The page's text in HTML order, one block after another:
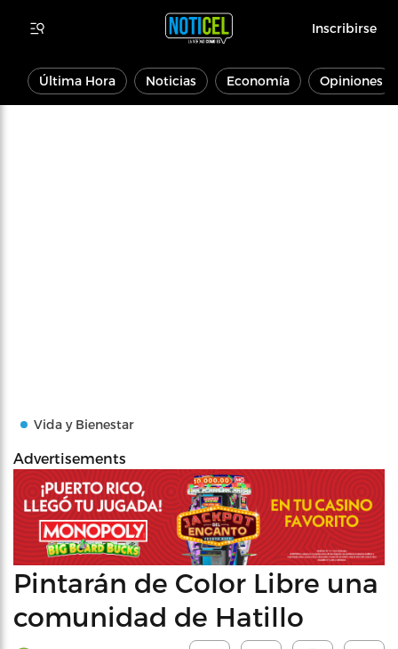
Inscribirse
Última Hora Noticias Economía Opiniones
Vida y Bienestar
Advertisements
Pintarán de Color Libre una
comunidad de Hatillo